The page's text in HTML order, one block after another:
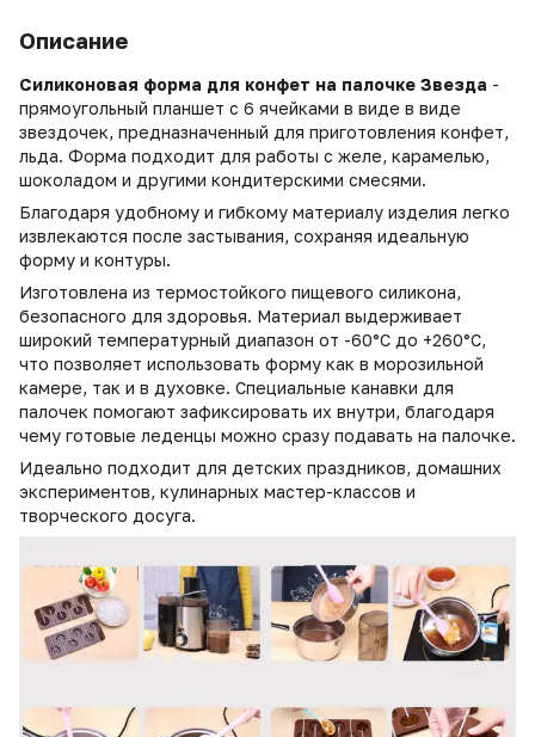
Описание
Силиконовая форма для конфет на палочке Звезда -
прямоугольный планшет с 6 ячейками в виде в виде
звездочек, предназначенный для приготовления конфет,
льда. Форма подходит для работы с желе, карамелью,
шоколадом и другими кондитерскими смесями.
Благодаря удобному и гибкому материалу изделия легко
извлекаются после застывания, сохраняя идеальную
форму и контуры.
Изготовлена из термостойкого пищевого силикона,
безопасного для здоровья. Материал выдерживает
широкий температурный диапазон от -60°C до +260°C,
что позволяет использовать форму как в морозильной
камере, так и в духовке. Специальные канавки для
палочек помогают зафиксировать их внутри, благодаря
чему готовые леденцы можно сразу подавать на палочке.
Идеально подходит для детских праздников, домашних
экспериментов, кулинарных мастер-классов и
творческого досуга.